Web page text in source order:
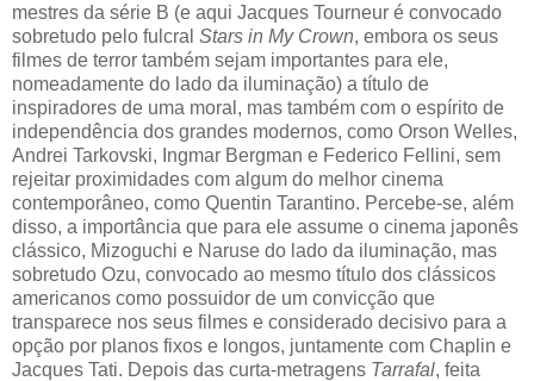
mestres da série B (e aqui Jacques Tourneur é convocado
sobretudo pelo fulcral Stars in My Crown, embora os seus
filmes de terror também sejam importantes para ele,
nomeadamente do lado da iluminação) a título de
inspiradores de uma moral, mas também com o espírito de
independência dos grandes modernos, como Orson Welles,
Andrei Tarkovski, Ingmar Bergman e Federico Fellini, sem
rejeitar proximidades com algum do melhor cinema
contemporâneo, como Quentin Tarantino. Percebe-se, além
disso, a importância que para ele assume o cinema japonês
clássico, Mizoguchi e Naruse do lado da iluminação, mas
sobretudo Ozu, convocado ao mesmo título dos clássicos
americanos como possuidor de um convicção que
transparece nos seus filmes e considerado decisivo para a
opção por planos fixos e longos, juntamente com Chaplin e
Jacques Tati. Depois das curta-metragens Tarrafal, feita